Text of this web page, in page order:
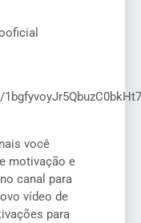
você
motivação e
canal para
vídeo de
para